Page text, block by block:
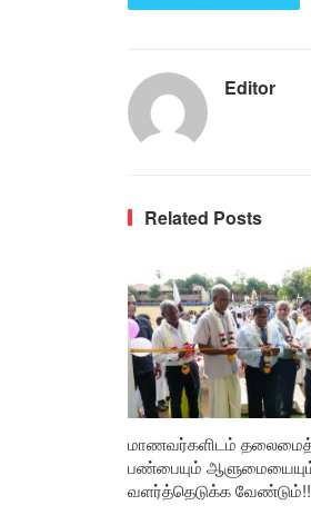
Editor
Related Posts
மாணவர்களிடம்
பண்பையும்
வளர்த்தெடுக்க வேண்டும்!!